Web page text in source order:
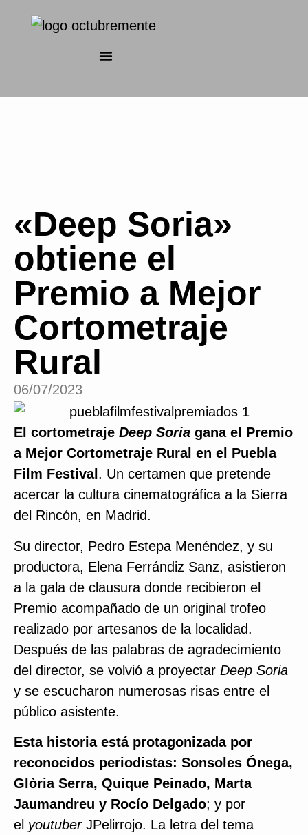
«Deep Soria»
obtiene el
Premio a Mejor
Cortometraje
Rural
06/07/2023
El cortometraje Deep Soria gana el Premio
a Mejor Cortometraje Rural en el Puebla
Film Festival . Un certamen que pretende
acercar la cultura cinematográfica a la Sierra
del Rincón, en Madrid.
Su director, Pedro Estepa Menéndez, y su
productora, Elena Ferrándiz Sanz, asistieron
a la gala de clausura donde recibieron el
Premio acompañado de un original trofeo
realizado por artesanos de la localidad.
Después de las palabras de agradecimiento
del director, se volvió a proyectar Deep Soria
y se escucharon numerosas risas entre el
público asistente.
Esta historia está protagonizada por
reconocidos periodistas: Sonsoles Ónega,
Glòria Serra, Quique Peinado, Marta
Jaumandreu y Rocío Delgado; y por
el youtuber JPelirrojo. La letra del tema